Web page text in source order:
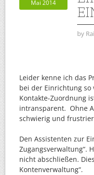
Mai 2014
by
Leider kenne ich das
bei der Einrichtung
Kontakte-Zuordnung
intransparent. Ohne
schwierig und
Den Assistenten zur
Zugangsverwaltung“.
nicht abschließen.
Kontenverwaltung“.